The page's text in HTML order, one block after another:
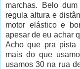
marchas. Belo
regula altura e
motor elástico e
apesar de eu achar
Acho que pra pista
mais do que
usamos 30 na rua